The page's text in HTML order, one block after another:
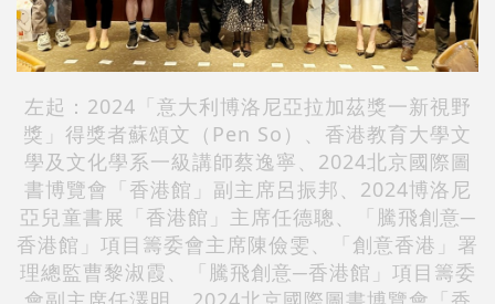
左起：2024「意大利博洛尼亞拉加茲獎一新視野
獎」得獎者蘇頌文（Pen So）、香港教育大學文
學及文化學系一級講師蔡逸寧、2024北京國際圖
書博覽會「香港館」副主席呂振邦、2024博洛尼
亞兒童書展「香港館」主席任德聰、「騰飛創意─
香港館」項目籌委會主席陳儉雯、「創意香港」署
理總監曹黎淑霞、「騰飛創意─香港館」項目籌委